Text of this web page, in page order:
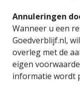
Annuleringen
Wanneer u een
Goedverblijf.nl,
overleg met de
eigen
informatie wordt